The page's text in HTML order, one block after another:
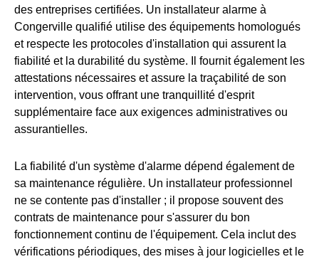
des entreprises certifiées. Un installateur alarme à
Congerville qualifié utilise des équipements homologués
et respecte les protocoles d'installation qui assurent la
fiabilité et la durabilité du système. Il fournit également les
attestations nécessaires et assure la traçabilité de son
intervention, vous offrant une tranquillité d'esprit
supplémentaire face aux exigences administratives ou
assurantielles.
La fiabilité d'un système d'alarme dépend également de
sa maintenance régulière. Un installateur professionnel
ne se contente pas d'installer ; il propose souvent des
contrats de maintenance pour s'assurer du bon
fonctionnement continu de l'équipement. Cela inclut des
vérifications périodiques, des mises à jour logicielles et le